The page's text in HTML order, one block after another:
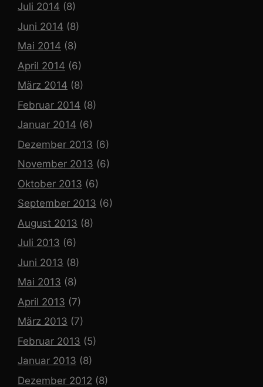
Juli 2014 (8)
Juni 2014 (8)
Mai 2014 (8)
April 2014 (6)
März 2014 (8)
Februar 2014 (8)
Januar 2014 (6)
Dezember 2013 (6)
November 2013 (6)
Oktober 2013 (6)
September 2013 (6)
August 2013 (8)
Juli 2013 (6)
Juni 2013 (8)
Mai 2013 (8)
April 2013 (7)
März 2013 (7)
Februar 2013 (5)
Januar 2013 (8)
Dezember 2012 (8)